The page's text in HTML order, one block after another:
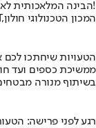
הבינה המלאכותית לא תחליף אנשים, היא תחליף את מי שלא משתמש בה!
בשיתוף HIT,המכון הטכנולוגי חולון
הטעויות שיחתכו
ממשיכת כספים ועד
בשיתוף מנורה
רגע לפני פרישה: